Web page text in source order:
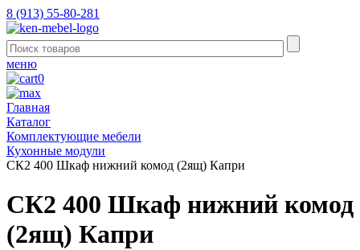
8 (913) 55-80-281
меню
0
Главная
Каталог
Комплектующие мебели
Кухонные модули
СК2 400 Шкаф нижний комод (2ящ) Капри
СК2 400 Шкаф нижний комод
(2ящ) Капри